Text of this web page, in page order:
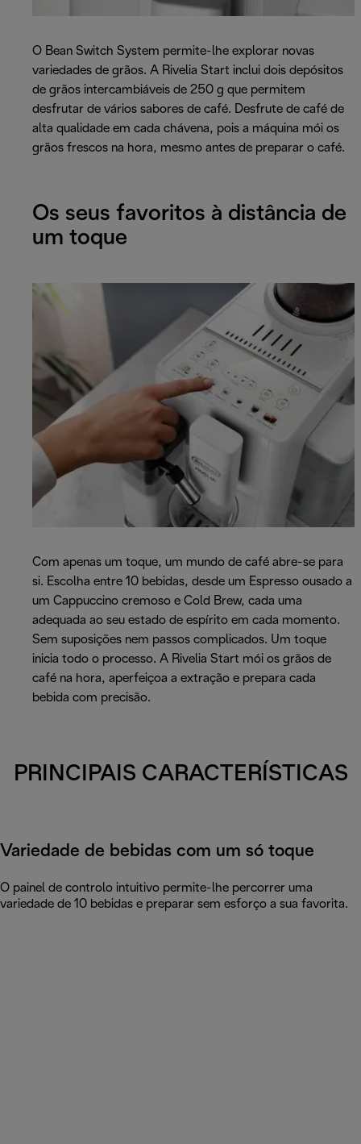
O Bean Switch System permite-lhe explorar novas
variedades de grãos. A Rivelia Start inclui dois depósitos
de grãos intercambiáveis de 250 g que permitem
desfrutar de vários sabores de café. Desfrute de café de
alta qualidade em cada chávena, pois a máquina mói os
grãos frescos na hora, mesmo antes de preparar o café.
Os seus favoritos à distância de
um toque
Com apenas um toque, um mundo de café abre-se para
si. Escolha entre 10 bebidas, desde um Espresso ousado a
um Cappuccino cremoso e Cold Brew, cada uma
adequada ao seu estado de espírito em cada momento.
Sem suposições nem passos complicados. Um toque
inicia todo o processo. A Rivelia Start mói os grãos de
café na hora, aperfeiçoa a extração e prepara cada
bebida com precisão.
PRINCIPAIS CARACTERÍSTICAS
Variedade de bebidas com um só toque
O painel de controlo intuitivo permite-lhe percorrer uma
variedade de 10 bebidas e preparar sem esforço a sua favorita.